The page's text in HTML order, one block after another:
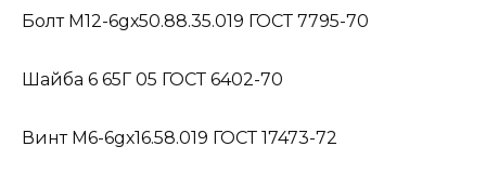
Болт М12-6gх50.88.35.019 ГОСТ 7795-70
Шайба 6 65Г 05 ГОСТ 6402-70
Винт М6-6gх16.58.019 ГОСТ 17473-72